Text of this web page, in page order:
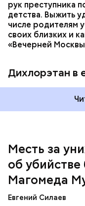
рук преступника
детства. Выжить
числе родителям
своих близких и
«Вечерней
Дихлорэтан в
Месть за
об
Магомеда
Евгений Силаев
— Личность
полицией
Республике